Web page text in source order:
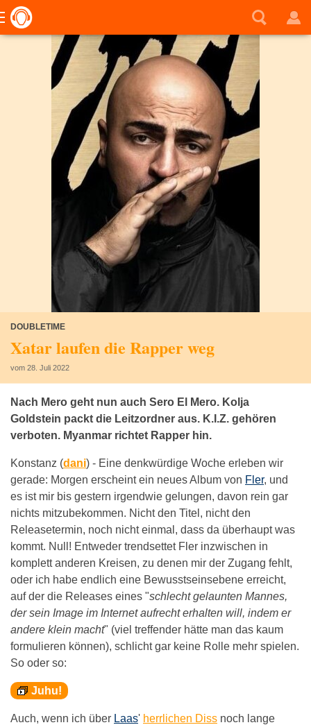
DOUBLETIME
Xatar laufen die Rapper weg
vom 28. Juli 2022
Nach Mero geht nun auch Sero El Mero. Kolja
Goldstein packt die Leitzordner aus. K.I.Z. gehören
verboten. Myanmar richtet Rapper hin.
Konstanz (dani) - Eine denkwürdige Woche erleben wir
gerade: Morgen erscheint ein neues Album von Fler, und
es ist mir bis gestern irgendwie gelungen, davon rein gar
nichts mitzubekommen. Nicht den Titel, nicht den
Releasetermin, noch nicht einmal, dass da überhaupt was
kommt. Null! Entweder trendsettet Fler inzwischen in
komplett anderen Kreisen, zu denen mir der Zugang fehlt,
oder ich habe endlich eine Bewusstseinsebene erreicht,
auf der die Releases eines "schlecht gelaunten Mannes,
der sein Image im Internet aufrecht erhalten will, indem er
andere klein macht" (viel treffender hätte man das kaum
formulieren können), schlicht gar keine Rolle mehr spielen.
So oder so:
Juhu!
Auch, wenn ich über Laas' herrlichen Diss noch lange